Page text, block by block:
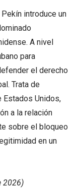
introduce un
A nivel
para
el derecho
Trata de
Estados Unidos,
a la relación
sobre el bloqueo
en un
2026)